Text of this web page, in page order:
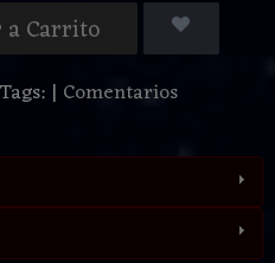
Carrito
Tags: | Comentarios